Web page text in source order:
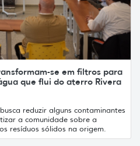
se em filtros para
que flui do aterro Rivera
reduzir alguns contaminantes
a comunidade sobre a
resíduos sólidos na origem.